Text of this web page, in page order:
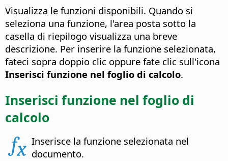
Visualizza le funzioni disponibili. Quando si
seleziona una funzione, l'area posta sotto la
casella di riepilogo visualizza una breve
descrizione. Per inserire la funzione selezionata,
fateci sopra doppio clic oppure fate clic sull'icona
Inserisci funzione nel foglio di calcolo.
Inserisci funzione nel foglio di
calcolo
Inserisce la funzione selezionata nel
documento.